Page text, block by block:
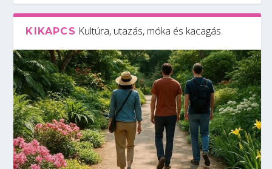
KIKAPCS Kultúra, utazás, móka és kacagás